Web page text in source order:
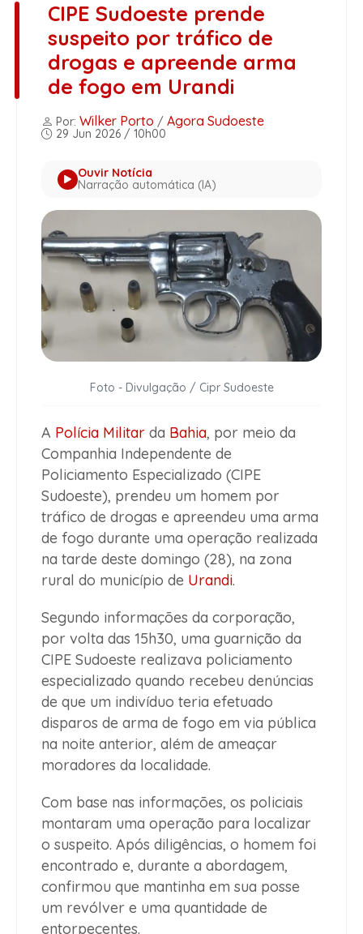
CIPE Sudoeste prende
suspeito por tráfico de
drogas e apreende arma
de fogo em Urandi
Por: Wilker Porto / Agora Sudoeste
29 Jun 2026 / 10h00
Ouvir Notícia
Narração automática (IA)
Foto - Divulgação / Cipr Sudoeste
A Polícia Militar da Bahia, por meio da
Companhia Independente de
Policiamento Especializado (CIPE
Sudoeste), prendeu um homem por
tráfico de drogas e apreendeu uma arma
de fogo durante uma operação realizada
na tarde deste domingo (28), na zona
rural do município de Urandi.
Segundo informações da corporação,
por volta das 15h30, uma guarnição da
CIPE Sudoeste realizava policiamento
especializado quando recebeu denúncias
de que um indivíduo teria efetuado
disparos de arma de fogo em via pública
na noite anterior, além de ameaçar
moradores da localidade.
Com base nas informações, os policiais
montaram uma operação para localizar
o suspeito. Após diligências, o homem foi
encontrado e, durante a abordagem,
confirmou que mantinha em sua posse
um revólver e uma quantidade de
entorpecentes.